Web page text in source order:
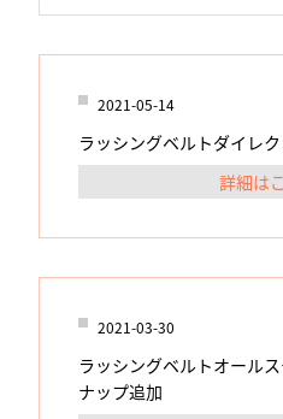
2021-05-14
ラッシングベルトダイレ
詳細は
2021-03-30
ラッシングベルトオール
ナップ追加